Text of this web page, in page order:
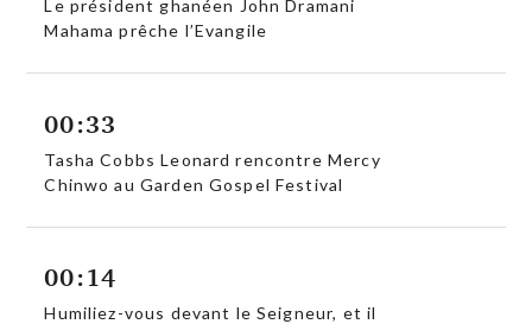
Le président ghanéen John Dramani
Mahama prêche l’Evangile
00:33
Tasha Cobbs Leonard rencontre Mercy
Chinwo au Garden Gospel Festival
00:14
Humiliez-vous devant le Seigneur, et il